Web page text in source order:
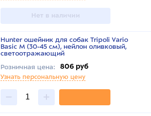
Нет в наличии
Hunter ошейник для собак Tripoli Vario
Basic M (30-45 см), нейлон оливковый,
светоотражающий
Розничная цена:
806 руб
Узнать персональную цену